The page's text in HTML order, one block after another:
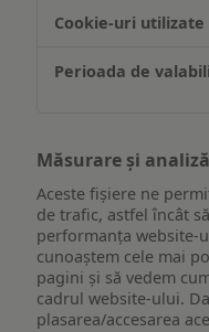
Măsurare și analiză
Aceste fișiere ne
de trafic, astfel încât
performanța website-
cunoaștem cele mai
pagini și să vedem
cadrul website-ului.
plasarea/accesarea